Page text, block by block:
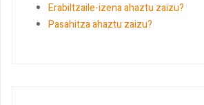
Erabiltzaile-izena ahaztu zaizu?
Pasahitza ahaztu zaizu?